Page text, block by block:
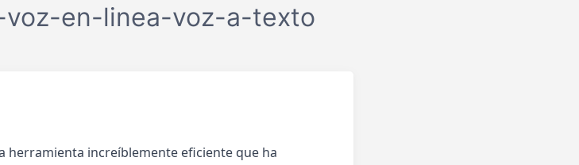
en-linea-voz-a-texto
herramienta increíblemente eficiente que ha